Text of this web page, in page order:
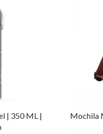
Hello Hossy aqui na
| 350 ML |
Mochila